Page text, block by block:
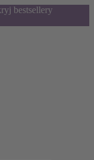
bestsellery